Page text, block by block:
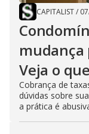
CAPITALIST/
mudança
Veja o
Cobrança de
dúvidas sobre
a prática é